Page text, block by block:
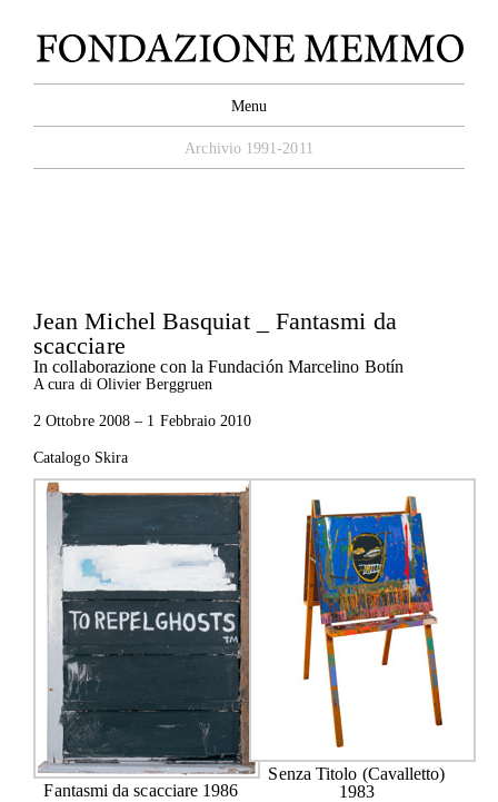
Menu
Chiudi
Archivio 1991-2011
Jean Michel Basquiat _ Fantasmi da
scacciare
In collaborazione con la Fundación Marcelino Botín
A cura di Olivier Berggruen
2 Ottobre 2008 – 1 Febbraio 2010
Catalogo Skira
Fantasmi da scacciare 1986
Senza Titolo (Cavalletto)
1983